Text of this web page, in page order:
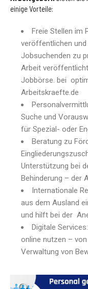
einige Vorteile:
Freie Stellen im
veröffentlichen
Jobsuchenden zu
Arbeit
Jobbörse. bei
Arbeitskraefte.de
Suche und
für Spezial- oder
Beratung zu
Unterstützung bei
Behinderung – der
Internationale
aus dem Ausland
und hilft bei der
Digitale
online nutzen –
Verwaltung von